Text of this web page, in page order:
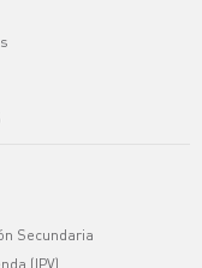
Secundaria
(IPV)